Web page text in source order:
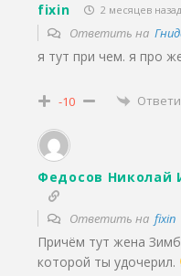
fixin 2 месяцев назад
Ответить на
я тут при чем. я про
-10
Федосов Николай
Ответить на fixin
Причём тут жена
которой ты удочерил.